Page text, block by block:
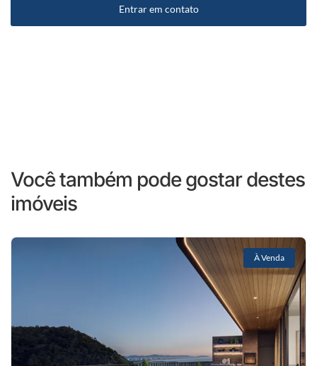
Entrar em contato
Você também pode gostar destes
imóveis
À Venda